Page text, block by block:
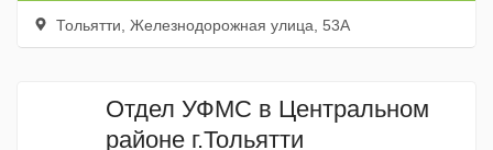
Тольятти, Железнодорожная улица, 53А
Отдел УФМС в Центральном
районе г.Тольятти